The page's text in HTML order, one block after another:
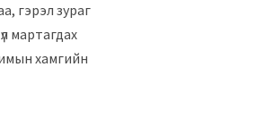
гэрэл зураг
мартагдах
хамгийн